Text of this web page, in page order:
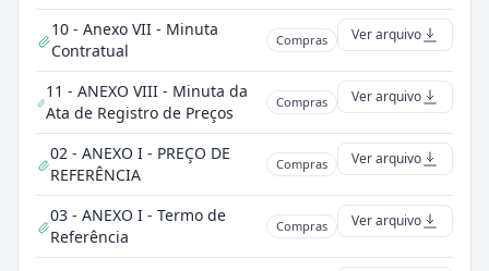
10 - Anexo VII - Minuta
Contratual
Compras Ver arquivo
11 - ANEXO VIII - Minuta da
Ata de Registro de Preços
Compras Ver arquivo
02 - ANEXO I - PREÇO DE
REFERÊNCIA
Compras Ver arquivo
03 - ANEXO I - Termo de
Referência
Compras Ver arquivo